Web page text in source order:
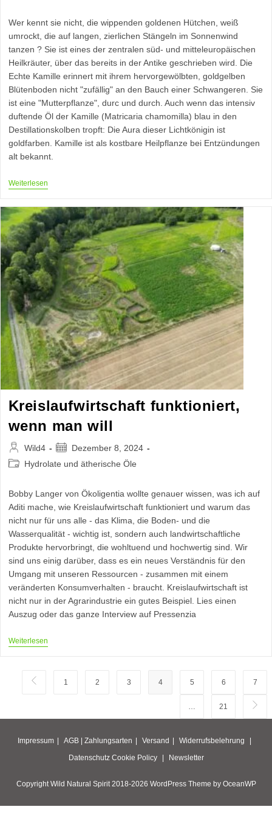
Wer kennt sie nicht, die wippenden goldenen Hütchen, weiß
umrockt, die auf langen, zierlichen Stängeln im Sonnenwind
tanzen ? Sie ist eines der zentralen süd- und mitteleuropäischen
Heilkräuter, über das bereits in der Antike geschrieben wird. Die
Echte Kamille erinnert mit ihrem hervorgewölbten, goldgelben
Blütenboden nicht "zufällig" an den Bauch einer Schwangeren. Sie
ist eine "Mutterpflanze", durc und durch. Auch wenn das intensiv
duftende Öl der Kamille (Matricaria chamomilla) blau in den
Destillationskolben tropft: Die Aura dieser Lichtkönigin ist
goldfarben. Kamille ist als kostbare Heilpflanze bei Entzündungen
alt bekannt.
WeiterlesenEchte
Chamomilla
Kreislaufwirtschaft funktioniert,
wenn man will
Beitrags-
Autor:
Wild4
Beitrag
veröffentlicht:
Dezember 8, 2024
Beitrags-Hydrolate und ätherische Öle
Bobby Langer von Ökoligentia wollte genauer wissen, was ich auf
Aditi mache, wie Kreislaufwirtschaft funktioniert und warum das
nicht nur für uns alle - das Klima, die Boden- und die
Wasserqualität - wichtig ist, sondern auch landwirtschaftliche
Produkte hervorbringt, die wohltuend und hochwertig sind. Wir
sind uns einig darüber, dass es ein neues Verständnis für den
Umgang mit unseren Ressourcen - zusammen mit einem
veränderten Konsumverhalten - braucht. Kreislaufwirtschaft ist
nicht nur in der Agrarindustrie ein gutes Beispiel. Lies einen
Auszug oder das ganze Interview auf Pressenzia
WeiterlesenKreislaufwirtschaft
Zur vorherigen Seite
1 2 3 4 5 6 7
… 21 Zur
Impressum AGB | Zahlungsarten Versand
Widerrufsbelehrung
Datenschutz Cookie Policy Newsletter
Copyright Wild Natural Spirit 2018-2026 WordPress Theme by OceanWP